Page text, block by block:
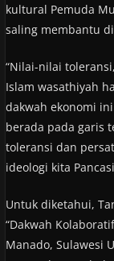
kultural Pemuda
saling membantu
“Nilai-nilai
Islam wasathiyah
dakwah ekonomi
berada pada garis
toleransi dan
ideologi kita
Untuk diketahui,
“Dakwah
Manado, Sulawesi